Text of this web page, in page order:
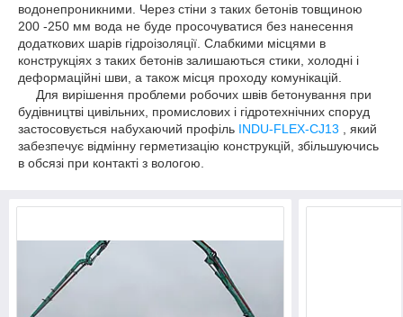
водонепроникними. Через стіни з таких бетонів товщиною
200 -250 мм вода не буде просочуватися без нанесення
додаткових шарів гідроізоляції. Слабкими місцями в
конструкціях з таких бетонів залишаються стики, холодні і
деформаційні шви, а також місця проходу комунікацій.
Для вирішення проблеми робочих швів бетонування при
будівництві цивільних, промислових і гідротехнічних споруд
застосовується набухаючий профіль INDU-FLEX-CJ13 , який
забезпечує відмінну герметизацію конструкцій, збільшуючись
в обсязі при контакті з вологою.